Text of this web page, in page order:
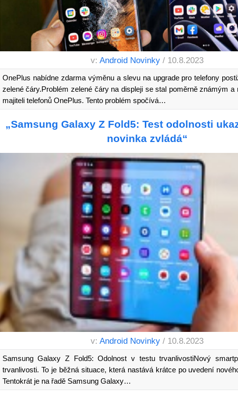
v:Android Novinky / 10.8.2023
OnePlus nabídne zdarma výměnu a slevu na upgrade pro telefony
zelené čáry.Problém zelené čáry na displeji se stal poměrně známým
majiteli telefonů OnePlus. Tento problém spočívá…
„Samsung Galaxy Z Fold5: Test odolnosti
novinka zvládá“
v:Android Novinky / 10.8.2023
Samsung Galaxy Z Fold5: Odolnost v testu trvanlivostiNový
trvanlivosti. To je běžná situace, která nastává krátce po uvedení
Tentokrát je na řadě Samsung Galaxy…